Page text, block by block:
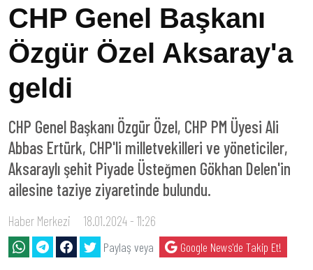
CHP Genel Başkanı
Özgür Özel Aksaray'a
geldi
CHP Genel Başkanı Özgür Özel, CHP PM Üyesi Ali
Abbas Ertürk, CHP'li milletvekilleri ve yöneticiler,
Aksaraylı şehit Piyade Üsteğmen Gökhan Delen'in
ailesine taziye ziyaretinde bulundu.
Haber Merkezi 18.01.2024 - 11:26
Paylaş veya Google News'de Takip Et!